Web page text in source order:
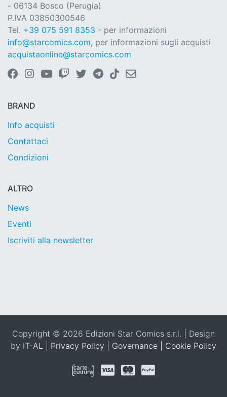
- 06134 Bosco (Perugia)
P.IVA 03850300546
Tel. +39 075 591 8353 - per informazioni
info@starcomics.com, per informazioni sugli acquisti
acquistaonline@starcomics.com
BRAND
Info acquisti
Contattaci
Condizioni
ALTRO
News
Eventi
Iscriviti alla newsletter
Copyright © 2026 Edizioni Star Comics s.r.l. | Design
by IT-AL Privacy Policy Governance Cookie Policy